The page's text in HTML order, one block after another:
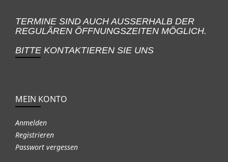
TERMINE SIND AUCH AUSSERHALB DER
REGULÄREN ÖFFNUNGSZEITEN MÖGLICH.
BITTE KONTAKTIEREN SIE UNS
MEIN KONTO
Anmelden
Registrieren
Passwort vergessen